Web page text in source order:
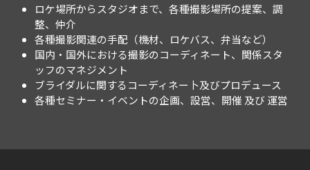
ロケ場所からスタジオまで、各種撮影場所の提案、調
整、仲介
各種撮影関連の手配（機材、ロケバス、弁当など）
国内・国外における撮影のコーディネート、関係スタ
ッフのマネジメント
ブライダルに関するコーディネー卜及びプロデュース
各種セミナー・イベントの企画、設営、開催 及び 運営